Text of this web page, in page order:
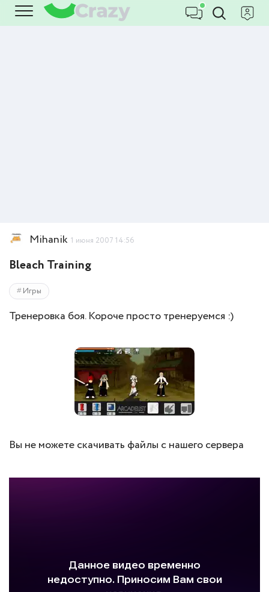
Mihanik 1 июня 2007 14:56
Bleach Training
Игры
Тренеровка боя. Короче просто тренеруемся :)
Вы не можете скачивать файлы с нашего сервера